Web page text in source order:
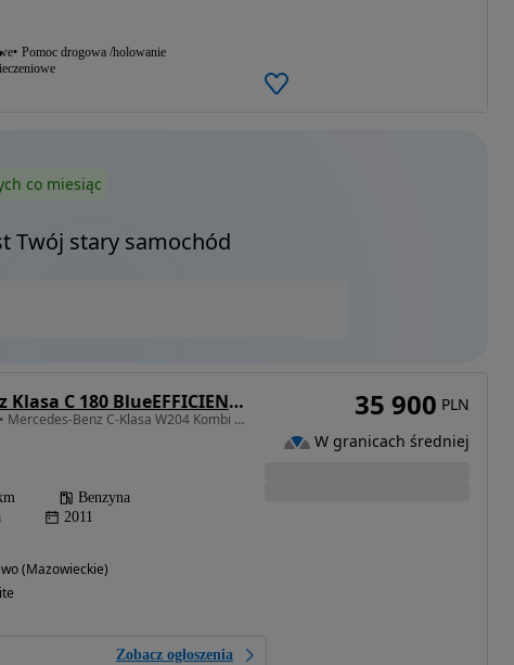
Pomoc drogowa /holowanie
co miesiąc
Twój stary samochód
Mercedes-Benz Klasa C 180 BlueEFFICIENCY Avantgarde
1796 cm3 • 156 KM • Mercedes-Benz C-Klasa W204 Kombi AMG – Biała Perła | 1.8 CGI Turbo 156
Benzyna
2011
(Mazowieckie)
Zobacz ogłoszenia
35 900 PLN
W granicach średniej